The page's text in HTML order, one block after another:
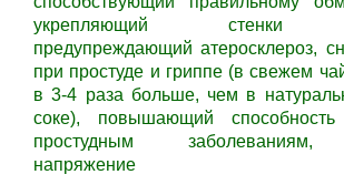
укрепляющий стенки
предупреждающий атеросклероз,
при простуде и гриппе (в свежем
в 3-4 раза больше, чем в
соке), повышающий
простудным
напряжение